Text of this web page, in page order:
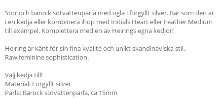
Stor och barock sötvattenpärla med ögla i förgyllt silver. Bär som den är
i en kedja eller kombinera ihop med Initials Heart eller Feather Medium
till exempel. Komplettera med en av Heirings egna kedjor!
Heiring är känt för sin fina kvalité och unikt skandinaviska stil.
Raw feminine sophistication.
Välj kedja till!
Material: Förgyllt silver
Pärla: Barock sötvattenpärla, ca 15mm